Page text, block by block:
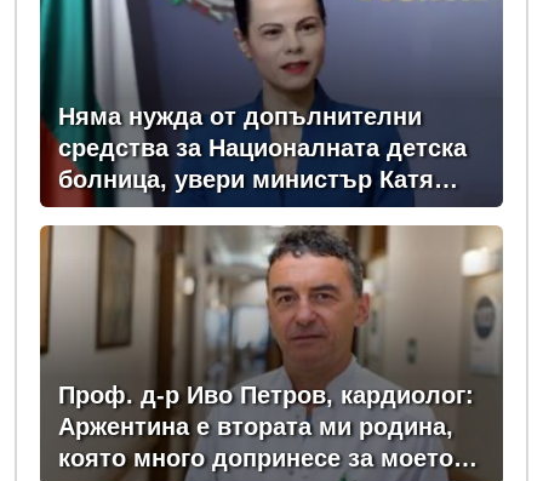
Няма нужда от допълнителни
средства за Националната детска
болница, увери министър Катя
Ивкова
Проф. д-р Иво Петров, кардиолог:
Аржентина е втората ми родина,
която много допринесе за моето